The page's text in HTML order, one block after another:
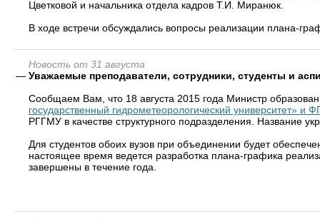
Цветковой и начальника отдела кадров Т.И. Миранюк.
В ходе встречи обсуждались вопросы реализации плана-
Новость от 31 августа
— Уважаемые преподаватели, сотрудники, студенты и
Сообщаем Вам, что 18 августа 2015 года Министр
государственный гидрометеорологический университет»
РГГМУ в качестве структурного подразделения. Название
Для студентов обоих вузов при объединении будет
настоящее время ведется разработка плана-графика
завершены в течение года.